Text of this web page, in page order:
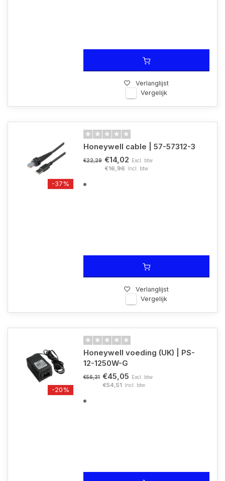
Verlanglijst
Vergelijk
-37%
Honeywell cable | 57-57312-3
€22,29 €14,02 Excl. btw
€16,96 Incl. btw
Verlanglijst
Vergelijk
-20%
Honeywell voeding (UK) | PS-
12-1250W-G
€56,31 €45,05 Excl. btw
€54,51 Incl. btw